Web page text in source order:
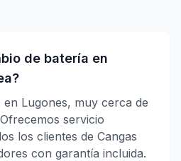
de batería en
en Lugones, muy cerca de
servicio
los clientes de Cangas
con garantía incluida.